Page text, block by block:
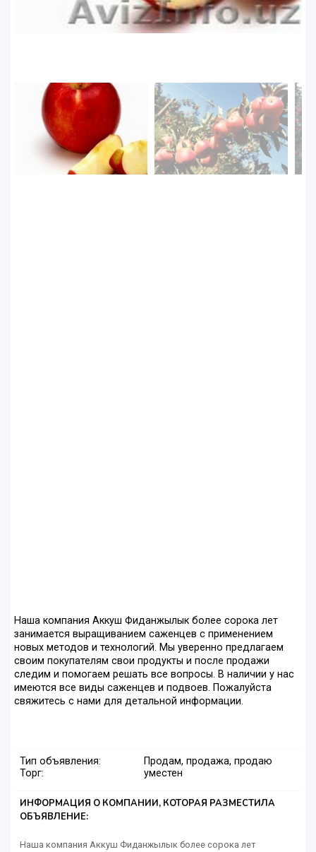
Наша компания Аккуш Фиданжылык более сорока лет
занимается выращиванием саженцев с применением
новых методов и технологий. Мы уверенно предлагаем
своим покупателям свои продукты и после продажи
следим и помогаем решать все вопросы. В наличии у нас
имеются все виды саженцев и подвоев. Пожалуйста
свяжитесь с нами для детальной информации.
Тип объявления:
Продам, продажа, продаю
Торг:
уместен
ИНФОРМАЦИЯ О КОМПАНИИ, КОТОРАЯ РАЗМЕСТИЛА
ОБЪЯВЛЕНИЕ:
Наша компания Аккуш Фиданжылык более сорока лет